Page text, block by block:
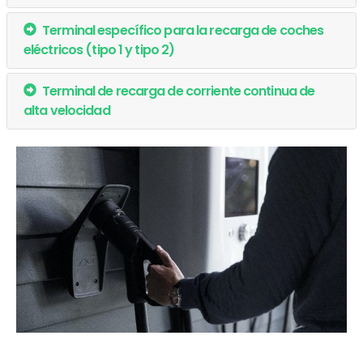
Terminal específico para la recarga de coches
eléctricos (tipo 1 y tipo 2)
Terminal de recarga de corriente continua de
alta velocidad